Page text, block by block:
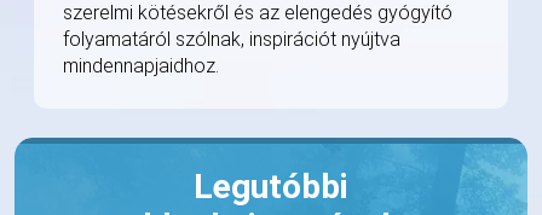
szerelmi kötésekről és az elengedés gyógyító
folyamatáról szólnak, inspirációt nyújtva
mindennapjaidhoz.
Legutóbbi